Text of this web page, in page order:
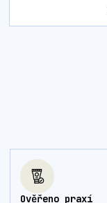
Ověřeno praxí